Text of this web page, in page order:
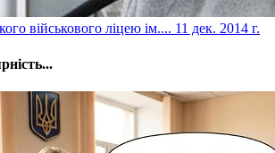
військового ліцею ім.... 11 дек. 2014 г.